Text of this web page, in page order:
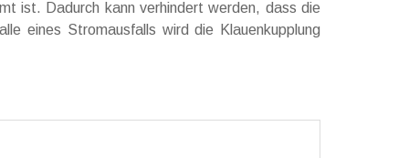
ist. Dadurch kann verhindert werden, dass die
eines Stromausfalls wird die Klauenkupplung